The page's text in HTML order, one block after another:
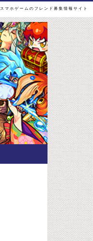
スマホゲームのフレンド募集情報サイト